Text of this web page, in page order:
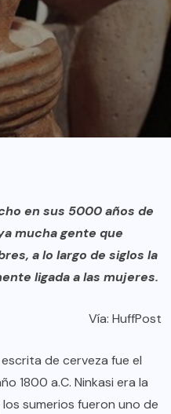
en sus 5000 años de
mucha gente que
a lo largo de siglos la
ligada a las mujeres.
Vía: HuffPost
de cerveza fue el
1800 a.C. Ninkasi era la
sumerios fueron uno de